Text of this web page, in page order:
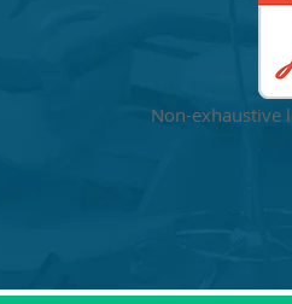
Non-exhaustive